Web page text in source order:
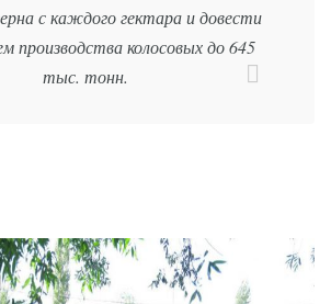
с каждого гектара и довести
производства колосовых до 645
тыс. тонн.